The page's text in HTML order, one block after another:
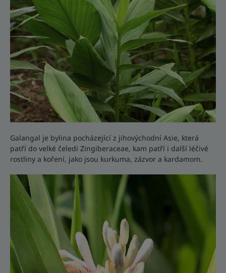
Galangal je bylina pocházející z jihovýchodní Asie, která
patří do velké čeledi Zingiberaceae, kam patří i další léčivé
rostliny a koření, jako jsou kurkuma, zázvor a kardamom.